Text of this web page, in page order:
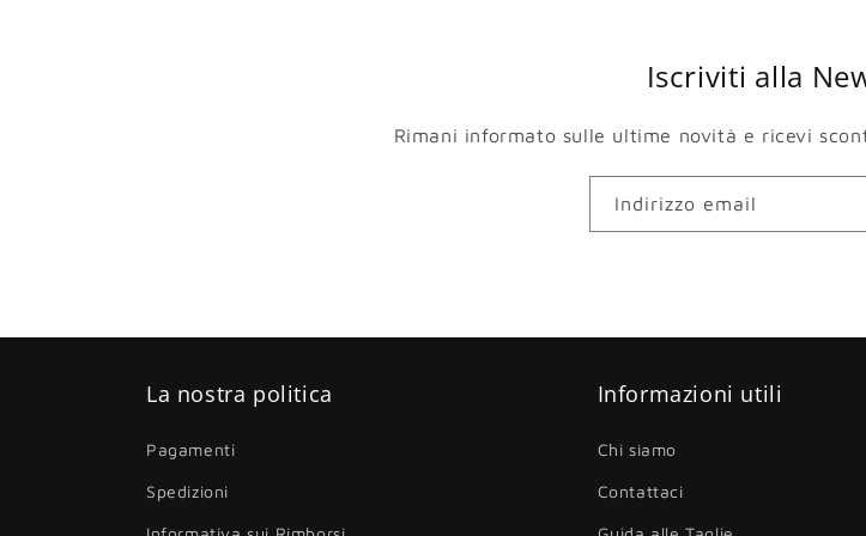
Iscriviti alla
Rimani informato sulle ultime novità e ricevi
Indirizzo email
La nostra politica
Pagamenti
Spedizioni
Informazioni utili
Chi siamo
Contattaci